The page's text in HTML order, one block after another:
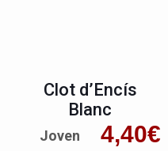
Clot d’Encís
Blanc
4,40€
Joven